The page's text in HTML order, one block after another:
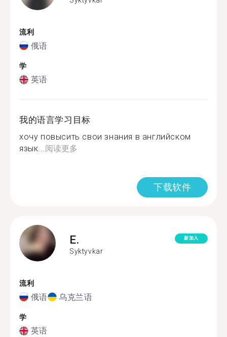
流利
俄语
学
英语
我的语言学习目标
хочу повысить свои знания в английском
язык...阅读更多
下载软件
E.
Syktyvkar
新加入
流利
俄语 乌克兰语
学
英语